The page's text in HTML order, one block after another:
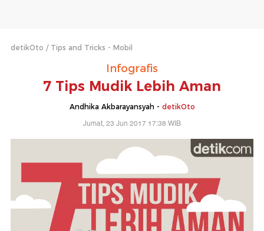
detikOto Tips and Tricks - Mobil
Infografis
7 Tips Mudik Lebih Aman
Andhika Akbarayansyah - detikOto
Jumat, 23 Jun 2017 17:38 WIB